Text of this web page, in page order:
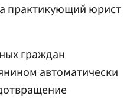
практикующий юрист
граждан
автоматически